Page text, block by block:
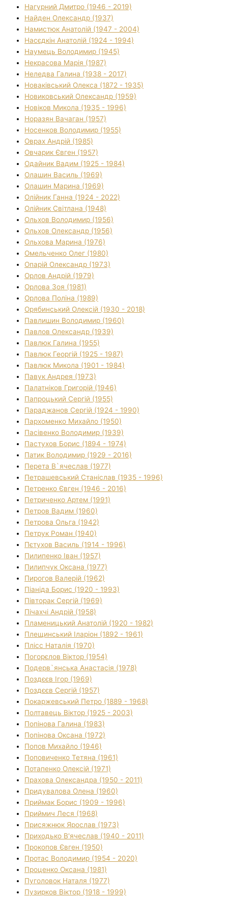
Нагурний Дмитро (1946 - 2019)
Найден Олександр (1937)
Намистюк Анатолій (1947 - 2004)
Насєдкін Анатолій (1924 - 1994)
Наумець Володимир (1945)
Некрасова Марія (1987)
Неледва Галина (1938 - 2017)
Новаківський Олекса (1872 - 1935)
Новиковський Олександр (1959)
Новіков Микола (1935 - 1996)
Норазян Вачаган (1957)
Носенков Володимир (1955)
Оврах Андрій (1985)
Овчарик Євген (1957)
Одайник Вадим (1925 - 1984)
Олашин Василь (1969)
Олашин Марина (1969)
Олійник Ганна (1924 - 2022)
Олійник Світлана (1948)
Ольхов Володимир (1956)
Ольхов Олександр (1956)
Ольхова Марина (1976)
Омельченко Олег (1980)
Опарій Олександр (1973)
Орлов Андрій (1979)
Орлова Зоя (1981)
Орлова Поліна (1989)
Орябинський Олексій (1930 - 2018)
Павлишин Володимир (1960)
Павлов Олександр (1939)
Павлюк Галина (1955)
Павлюк Георгій (1925 - 1987)
Павлюк Микола (1901 - 1984)
Павук Андрея (1973)
Палатніков Григорій (1946)
Папроцький Сергій (1955)
Параджанов Сергій (1924 - 1990)
Пархоменко Михайло (1950)
Пасівенко Володимир (1939)
Пастухов Борис (1894 - 1974)
Патик Володимир (1929 - 2016)
Перета В`ячеслав (1977)
Петрашевський Станіслав (1935 - 1996)
Петренко Євген (1946 - 2016)
Петриченко Артем (1991)
Петров Вадим (1960)
Петрова Ольга (1942)
Петрук Роман (1940)
Пєтухов Василь (1914 - 1996)
Пилипенко Іван (1957)
Пилипчук Оксана (1977)
Пирогов Валерій (1962)
Піаніда Борис (1920 - 1993)
Півторак Сергій (1969)
Пічахчі Андрій (1958)
Пламеницький Анатолій (1920 - 1982)
Плещинський Іларіон (1892 - 1961)
Плісс Наталія (1970)
Погорєлов Віктор (1954)
Подерв`янська Анастасія (1978)
Поздєєв Ігор (1969)
Поздєєв Сергій (1957)
Покаржевський Петро (1889 - 1968)
Полтавець Віктор (1925 - 2003)
Попінова Галина (1983)
Попінова Оксана (1972)
Попов Михайло (1946)
Поповиченко Тетяна (1961)
Потапенко Олексій (1971)
Прахова Олександра (1950 - 2011)
Придувалова Олена (1960)
Приймак Борис (1909 - 1996)
Приймич Леся (1968)
Присяжнюк Ярослав (1973)
Приходько В'ячеслав (1940 - 2011)
Прокопов Євген (1950)
Протас Володимир (1954 - 2020)
Проценко Оксана (1981)
Пуголовок Наталя (1977)
Пузирков Віктор (1918 - 1999)